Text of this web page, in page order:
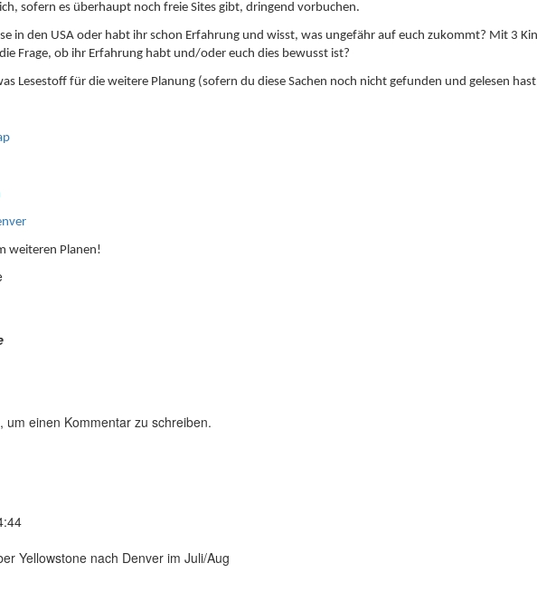
sofern es überhaupt noch freie Sites gibt, dringend vorbuchen.
in den USA oder habt ihr schon Erfahrung und wisst, was ungefähr auf euch zukommt? Mit 3
Frage, ob ihr Erfahrung habt und/oder euch dies bewusst ist?
Lesestoff für die weitere Planung (sofern du diese Sachen noch nicht gefunden und gelesen
weiteren Planen!
, um einen Kommentar zu schreiben.
Yellowstone nach Denver im Juli/Aug